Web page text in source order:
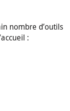
nombre d’outils
: